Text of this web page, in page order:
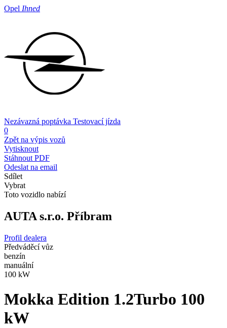
Opel Ihned
Nezávazná poptávka Testovací jízda
0
Zpět na výpis vozů
Vytisknout
Stáhnout PDF
Odeslat na email
Sdílet
Vybrat
Toto vozidlo nabízí
AUTA s.r.o. Příbram
Profil dealera
Předváděcí vůz
benzín
manuální
100 kW
Mokka Edition 1.2Turbo 100
kW